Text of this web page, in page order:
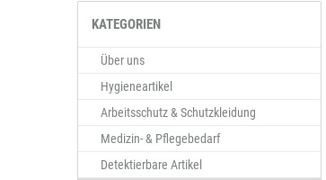
KATEGORIEN
Über uns
Hygieneartikel
Arbeitsschutz & Schutzkleidung
Medizin- & Pflegebedarf
Detektierbare Artikel